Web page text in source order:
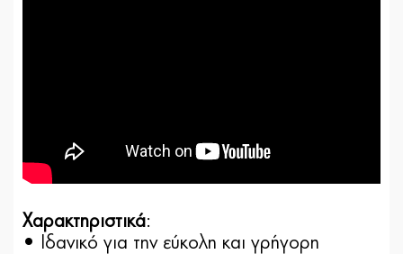
Χαρακτηριστικά:
• Ιδανικό για την εύκολη και γρήγορη